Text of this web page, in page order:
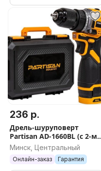
236 р.
Дрель-шуруповерт
Partisan AD-1660BL (с 2-мя
АКБ, кейс)
Минск, Центральный
Онлайн-заказ Гарантия